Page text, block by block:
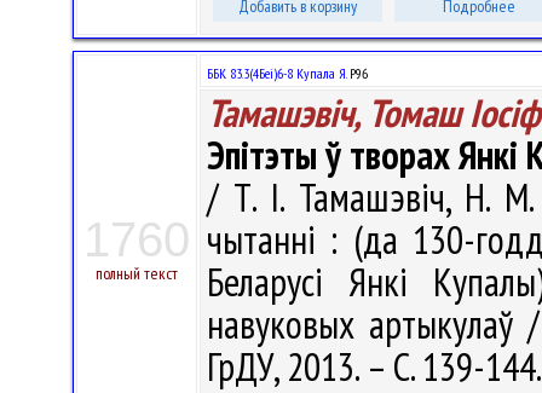
Добавить в корзину Подробнее
1760
полный текст
ББК 83.3(4Беі)6-8 Купала Я.Р96
Тамашэвіч, Томаш
Эпітэты ў творах
/ Т. І. Тамашэвіч, Н. М.
чытанні : (да 130-
Беларусі Янкі
навуковых
ГрДУ, 2013. – С. 139-